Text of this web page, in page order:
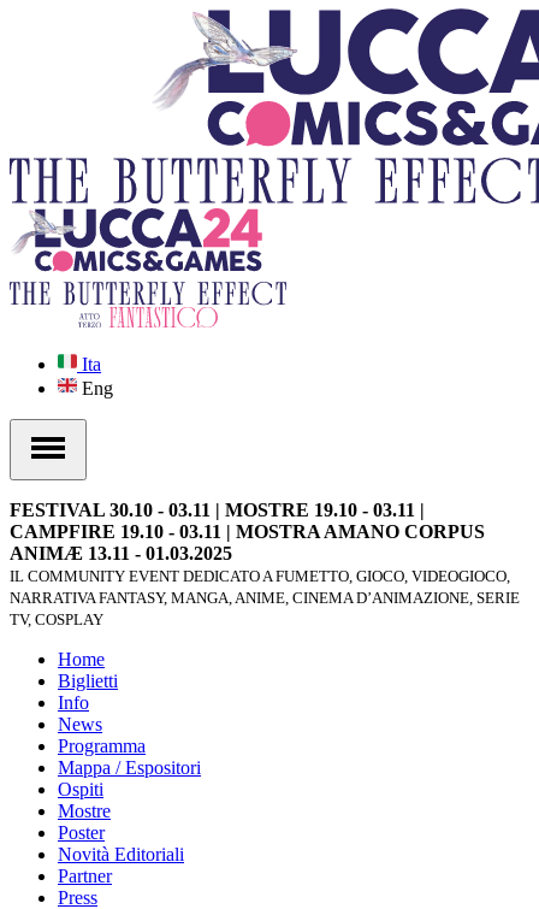
Ita
Eng
FESTIVAL 30.10 - 03.11 | MOSTRE 19.10 - 03.11 |
CAMPFIRE 19.10 - 03.11 | MOSTRA AMANO CORPUS
ANIMÆ 13.11 - 01.03.2025
IL COMMUNITY EVENT DEDICATO A FUMETTO, GIOCO, VIDEOGIOCO,
NARRATIVA FANTASY, MANGA, ANIME, CINEMA D’ANIMAZIONE, SERIE
TV, COSPLAY
Home
Biglietti
Info
News
Programma
Mappa / Espositori
Ospiti
Mostre
Poster
Novità Editoriali
Partner
Press